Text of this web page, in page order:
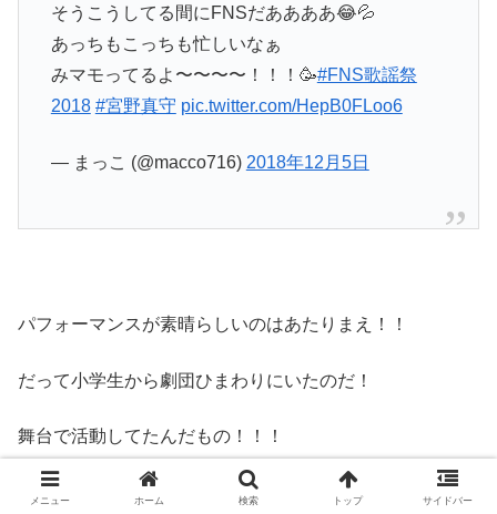
そうこうしてる間にFNSだああああ😂💦
あっちもこっちも忙しいなぁ
みマモってるよ〜〜〜〜！！！🥳#FNS歌謡祭
2018 #宮野真守 pic.twitter.com/HepB0FLoo6
— まっこ (@macco716) 2018年12月5日
パフォーマンスが素晴らしいのはあたりまえ！！
だって小学生から劇団ひまわりにいたのだ！
舞台で活動してたんだもの！！！
メニュー ホーム 検索 トップ サイドバー